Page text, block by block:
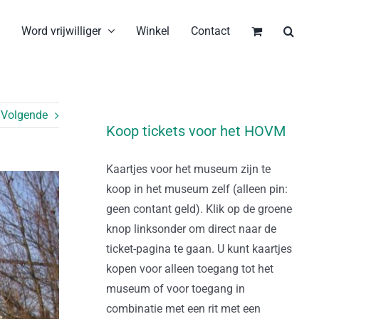
Word vrijwilliger Winkel Contact
Volgende
Koop tickets voor het HOVM
Kaartjes voor het museum zijn te
koop in het museum zelf (alleen pin:
geen contant geld). Klik op de groene
knop linksonder om direct naar de
ticket-pagina te gaan. U kunt kaartjes
kopen voor alleen toegang tot het
museum of voor toegang in
combinatie met een rit met een